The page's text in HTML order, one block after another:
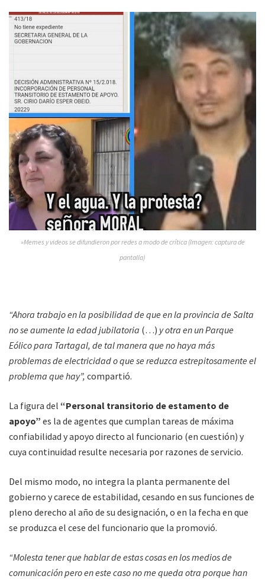
»Memes y videos se difundieron por redes a modo de crítica (Imagen: captura de
pantalla)
“Ahora trabajo en la posibilidad de que en la provincia de Salta
no se aumente la edad jubilatoria (…) y otra en un Parque
Eólico para Tartagal, de tal manera que no haya más
problemas de electricidad o que se reduzca estrepitosamente el
problema que hay”, compartió.
La figura del “Personal transitorio de estamento de
apoyo” es la de agentes que cumplan tareas de máxima
confiabilidad y apoyo directo al funcionario (en cuestión) y
cuya continuidad resulte ne­cesaria por razones de servicio.
Del mismo modo, no integra la planta permanente del
gobierno y carece de estabilidad, cesando en sus funciones de
pleno derecho al año de su designación, o en la fecha en que
se produzca el cese del funcionario que la pro­movió.
“Molesta tener que hablar de estas cosas en los medios de
comunicación pero en este caso no me queda otra porque han